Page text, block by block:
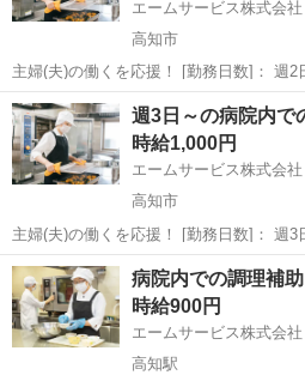
エームサービス株式会社
高知市
主婦(夫)の働くを応援！ [勤務日数]： 週2日~
05:00~14:00/05:00~09:30/05:00~11:00 [勤務地・最寄駅]： 高知県高知
市愛宕町1-4-13 愛宕病院本院-4311 ＜エ
高知 高知市 その他
週3日～の病院内で
時給1,000円
エームサービス株式会社
高知市
主婦(夫)の働くを応援！ [勤務日数]： 週3日~ 04:30~09:00/05:00~14:00
[勤務地・最寄駅]： 高知県高知市大川筋
エームサービス株式会社＞ 高知駅徒歩1...
高知 高知市 その他
病院内での調理補
時給900円
エームサービス株式会社
高知駅